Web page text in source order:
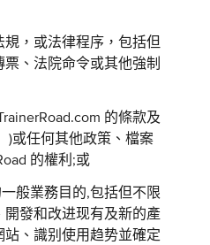
，或法律程序，包括但
、法院命令或其他強制
的條款及
)或任何其他政策、檔案
的權利;或
般業務目的,包括但不限
發和改进现有及新的產
、識别使用趋势並確定